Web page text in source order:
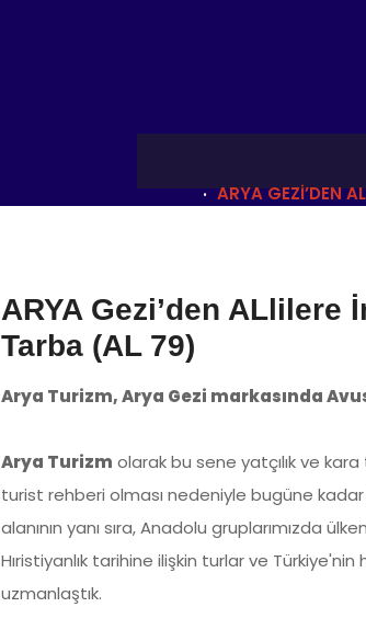
ARYA GEZI’DEN
ARYA Gezi’den
Tarba (AL 79)
Arya Turizm, Arya Gezi markasında
Arya Turizm olarak bu sene yatçılık ve kara
turist rehberi olması nedeniyle bugüne
alanının yanı sıra, Anadolu gruplarımızda
Hıristiyanlık tarihine ilişkin turlar ve
uzmanlaştık.